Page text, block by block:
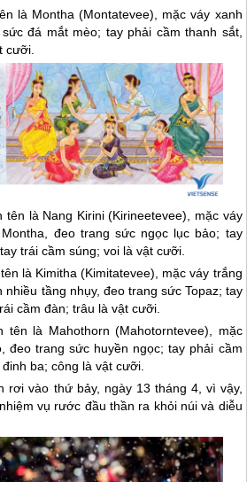
là Montha (Montatevee), mặc váy xanh
đá mắt mèo; tay phải cầm thanh sắt,
cưỡi.
tên là Nang Kirini (Kirineetevee), mặc váy
đeo trang sức ngọc lục bảo; tay
trái cầm súng; voi là vật cưỡi.
là Kimitha (Kimitatevee), mặc váy trắng
nhiều tầng nhụy, đeo trang sức Topaz; tay
cầm đàn; trâu là vật cưỡi.
tên là Mahothorn (Mahotorntevee), mặc
đeo trang sức huyền ngọc; tay phải cầm
ba; công là vật cưỡi.
rơi vào thứ bảy, ngày 13 tháng 4, vì vậy,
vụ rước đầu thần ra khỏi núi và diễu